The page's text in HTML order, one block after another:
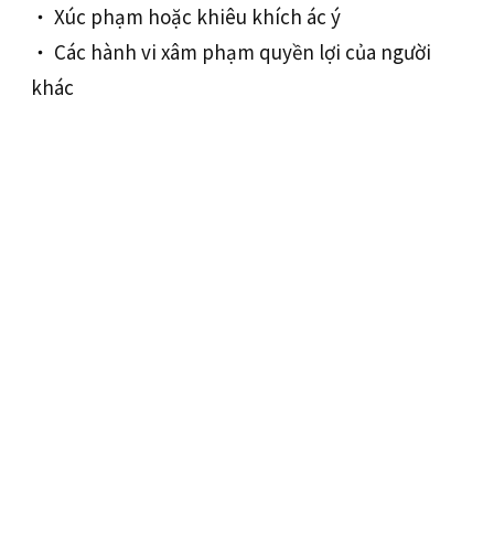
‧ Xúc phạm hoặc khiêu khích ác ý
‧ Các hành vi xâm phạm quyền lợi của người
khác